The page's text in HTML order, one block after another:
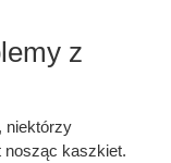
z
niektórzy
kaszkiet.